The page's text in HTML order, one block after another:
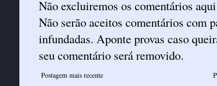
Não excluiremos os comentários
Não serão aceitos comentários com
infundadas. Aponte provas caso
seu comentário será removido.
Postagem mais recente